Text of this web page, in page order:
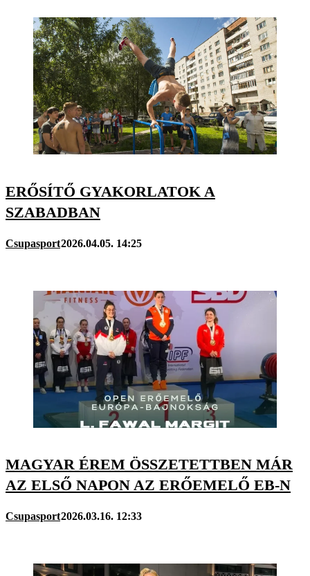
ERŐSÍTŐ GYAKORLATOK A
SZABADBAN
Csupasport2026.04.05. 14:25
MAGYAR ÉREM ÖSSZETETTBEN MÁR
AZ ELSŐ NAPON AZ ERŐEMELŐ EB-N
Csupasport2026.03.16. 12:33